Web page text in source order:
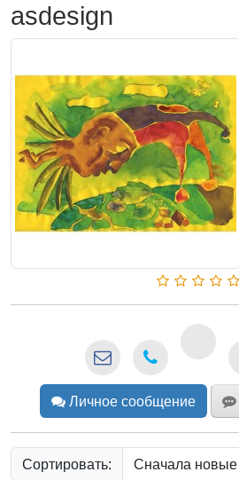
asdesign
Личное сообщение
Сортировать: